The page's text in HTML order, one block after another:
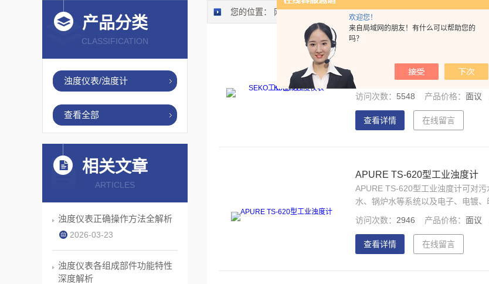
欢迎您！
来自局域网的朋友！有什么可以帮助您的
吗？
产品分类
CLASSIFICATION
浊度仪表/浊度计
查看全部
相关文章
ARTICLES
浊度仪表正确操作方法全解析
2026-03-23
浊度仪表各组成部件功能特性
深度解析
您的位置： 网站首页>产品中心>浊度仪表/浊度计>
SEKO工业在线浊度仪表K500T1的
制氧ClP灌溉泳池养鱼海水淡化乳品业
访问次数： 5548 产品价格：面议
查看详情 在线留言
APURE TS-620型工业浊度计
APURE TS-620型工业浊度计可对
水、锅炉水等系统以及电子、电镀
PH/ORP领域的优良仪表。
访问次数： 2946 产品价格：面议
查看详情 在线留言